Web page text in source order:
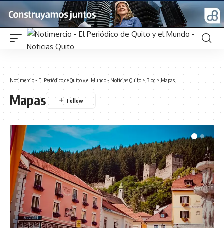
Notimercio - El Periódico de Quito y el Mundo - Noticias Quito > Blog > Mapas
Mapas